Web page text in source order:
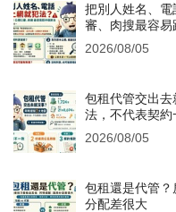
把別人姓名、
審、肉搜最容易
2026/08/05
包租代管交出
法，不代表契約
2026/08/05
包租還是代管
分配差很大